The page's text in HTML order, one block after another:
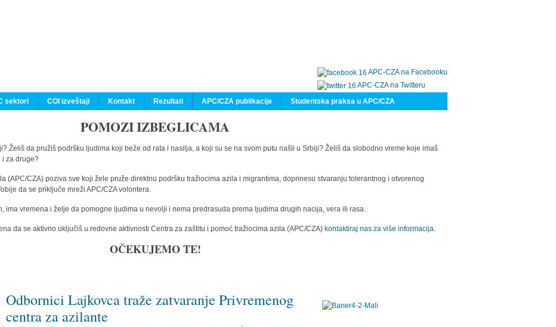
APC-CZA na Facebooku
APC-CZA na Twitteru
sektori COI izveštaji Kontakt Rezultati APC/CZA publikacije Studentska praksa u APC/CZA
POMOZI IZBEGLICAMA
Želiš da pružiš podršku ljudima koji beže od rata i nasilja, a koji su se na svom putu našli u Srbiji? Želiš da slobodno vreme koje imaš
i za druge?
(APC/CZA) poziva sve koji žele pruže direktnu podršku tražiocima azila i migrantima, doprinesu stvaranju tolerantnog i otvorenog
da se priključe mreži APC/CZA volontera.
ima vremena i želje da pomogne ljudima u nevolji i nema predrasuda prema ljudima drugih nacija, vera ili rasa.
da se aktivno uključiš u redovne aktivnosti Centra za zaštitu i pomoć tražiocima azila (APC/CZA) kontaktiraj nas za više informacija.
OČEKUJEMO TE!
Odbornici Lajkovca traže zatvaranje Privremenog
centra za azilante